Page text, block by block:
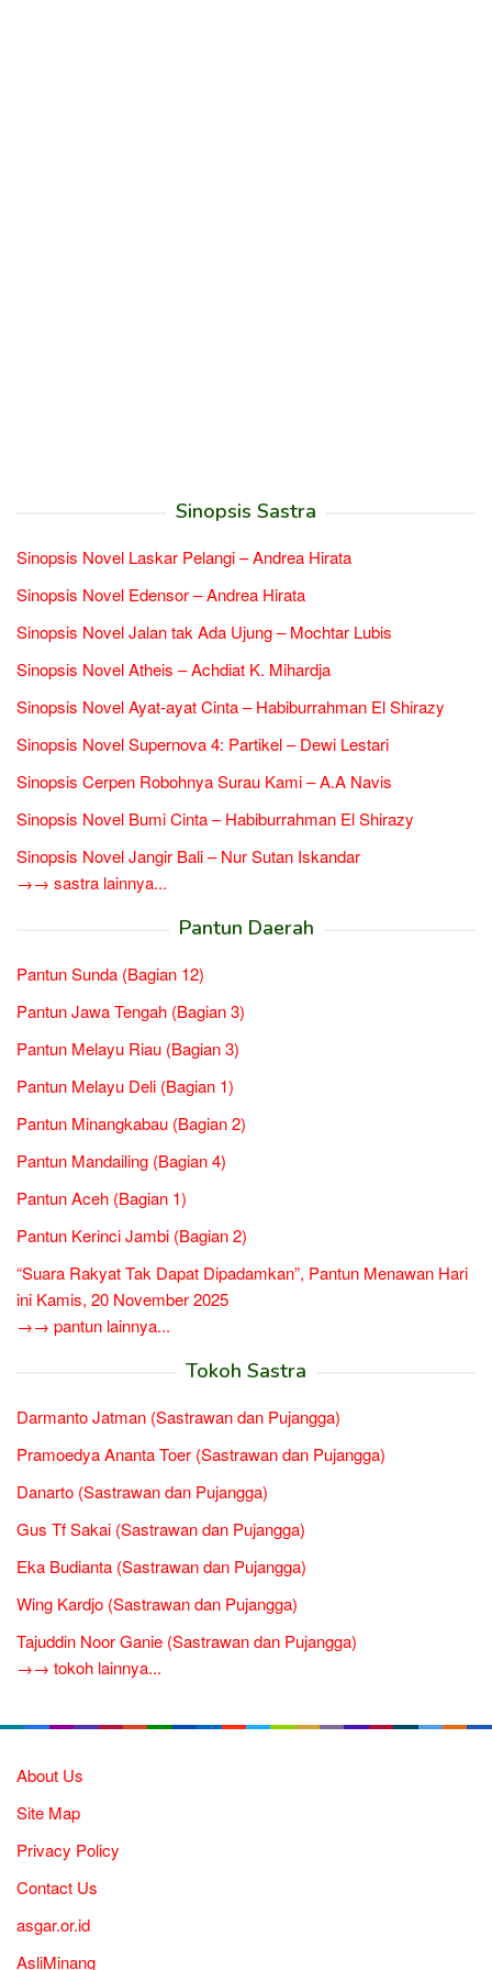
Sinopsis Sastra
Sinopsis Novel Laskar Pelangi – Andrea Hirata
Sinopsis Novel Edensor – Andrea Hirata
Sinopsis Novel Jalan tak Ada Ujung – Mochtar Lubis
Sinopsis Novel Atheis – Achdiat K. Mihardja
Sinopsis Novel Ayat-ayat Cinta – Habiburrahman El Shirazy
Sinopsis Novel Supernova 4: Partikel – Dewi Lestari
Sinopsis Cerpen Robohnya Surau Kami – A.A Navis
Sinopsis Novel Bumi Cinta – Habiburrahman El Shirazy
Sinopsis Novel Jangir Bali – Nur Sutan Iskandar
→→ sastra lainnya...
Pantun Daerah
Pantun Sunda (Bagian 12)
Pantun Jawa Tengah (Bagian 3)
Pantun Melayu Riau (Bagian 3)
Pantun Melayu Deli (Bagian 1)
Pantun Minangkabau (Bagian 2)
Pantun Mandailing (Bagian 4)
Pantun Aceh (Bagian 1)
Pantun Kerinci Jambi (Bagian 2)
“Suara Rakyat Tak Dapat Dipadamkan”, Pantun Menawan Hari
ini Kamis, 20 November 2025
→→ pantun lainnya...
Tokoh Sastra
Darmanto Jatman (Sastrawan dan Pujangga)
Pramoedya Ananta Toer (Sastrawan dan Pujangga)
Danarto (Sastrawan dan Pujangga)
Gus Tf Sakai (Sastrawan dan Pujangga)
Eka Budianta (Sastrawan dan Pujangga)
Wing Kardjo (Sastrawan dan Pujangga)
Tajuddin Noor Ganie (Sastrawan dan Pujangga)
→→ tokoh lainnya...
About Us
Site Map
Privacy Policy
Contact Us
asgar.or.id
AsliMinang